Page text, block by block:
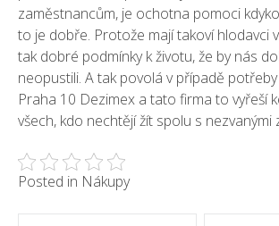
zaměstnancům, je ochotna pomoci
to je dobře. Protože mají takoví hlodavci
tak dobré podmínky k životu, že by nás
neopustili. A tak povolá v případě potřeby
Praha 10 Dezimex a tato firma to vyřeší
všech, kdo nechtějí žít spolu s nezvanými
Posted in Nákupy